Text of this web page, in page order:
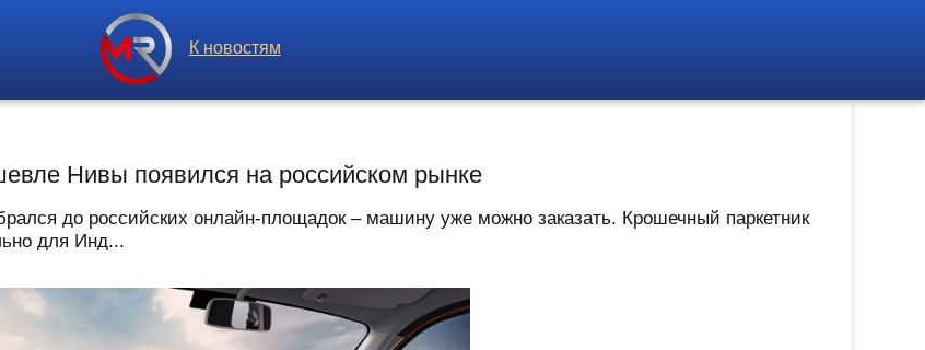
К новостям
Нивы появился на российском рынке
до российских онлайн-площадок – машину уже можно заказать. Крошечный паркетник
для Инд...